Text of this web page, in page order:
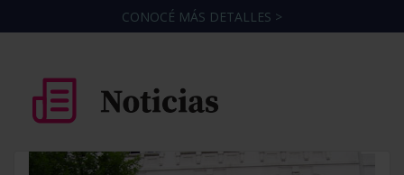
CONOCÉ MÁS DETALLES >